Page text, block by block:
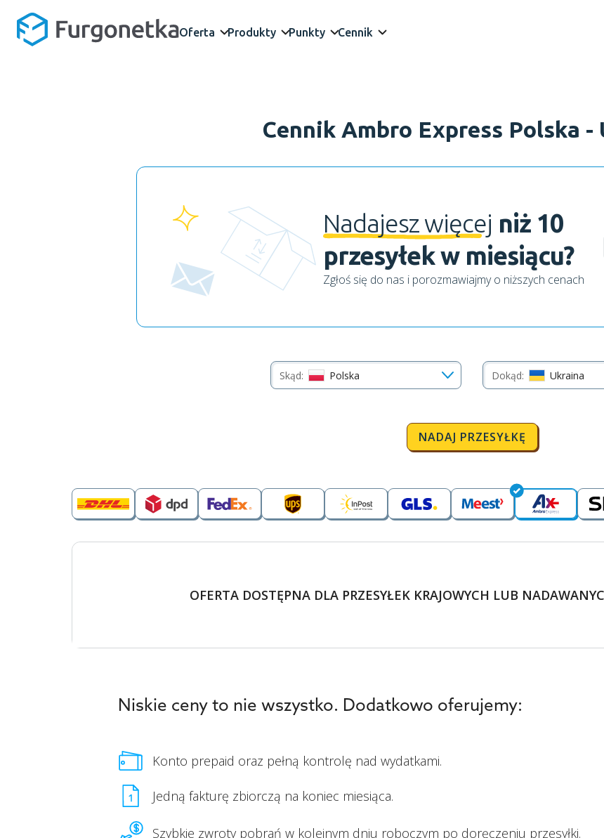
Oferta Produkty Punkty Cennik
Cennik Ambro Express Polska -
Nadajesz więcej niż 10
przesyłek w miesiącu?
Zgłoś się do nas i porozmawiajmy o niższych cenach
Skąd: Polska Dokąd: Ukraina
NADAJ PRZESYŁKĘ
OFERTA DOSTĘPNA DLA PRZESYŁEK KRAJOWYCH LUB
Niskie ceny to nie wszystko. Dodatkowo oferujemy:
Konto prepaid oraz pełną kontrolę nad wydatkami.
Jedną fakturę zbiorczą na koniec miesiąca.
Szybkie zwroty pobrań w kolejnym dniu roboczym po doręczeniu przesyłki.